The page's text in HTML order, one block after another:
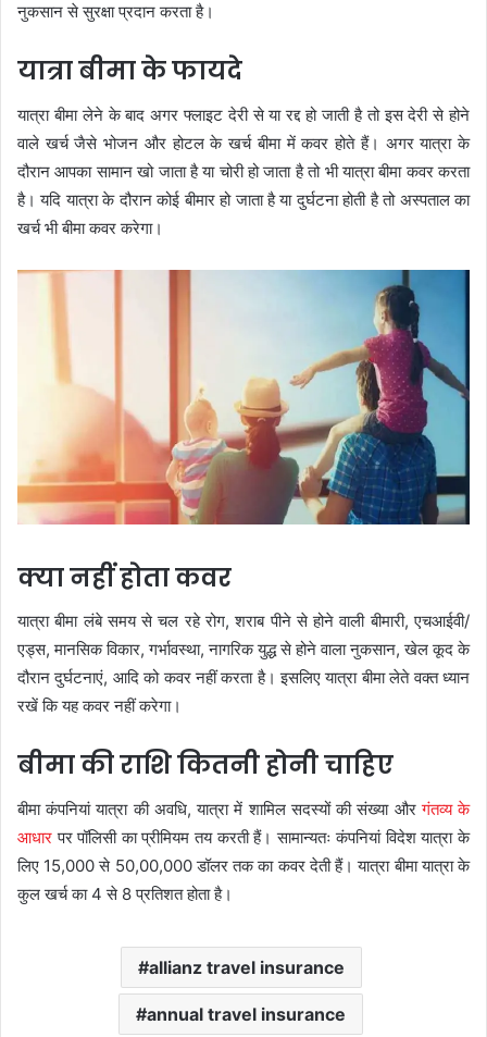
नुकसान से सुरक्षा प्रदान करता है।
यात्रा बीमा के फायदे
यात्रा बीमा लेने के बाद अगर फ्लाइट देरी से या रद्द हो जाती है तो इस देरी से होने
वाले खर्च जैसे भोजन और होटल के खर्च बीमा में कवर होते हैं। अगर यात्रा के
दौरान आपका सामान खो जाता है या चोरी हो जाता है तो भी यात्रा बीमा कवर करता
है। यदि यात्रा के दौरान कोई बीमार हो जाता है या दुर्घटना होती है तो अस्पताल का
खर्च भी बीमा कवर करेगा।
क्या नहीं होता कवर
यात्रा बीमा लंबे समय से चल रहे रोग, शराब पीने से होने वाली बीमारी, एचआईवी/
एड्स, मानसिक विकार, गर्भावस्था, नागरिक युद्ध से होने वाला नुकसान, खेल कूद के
दौरान दुर्घटनाएं, आदि को कवर नहीं करता है। इसलिए यात्रा बीमा लेते वक्त ध्यान
रखें कि यह कवर नहीं करेगा।
बीमा की राशि कितनी होनी चाहिए
बीमा कंपनियां यात्रा की अवधि, यात्रा में शामिल सदस्यों की संख्या औरगंतव्य के
आधार पर पॉलिसी का प्रीमियम तय करती हैं। सामान्यतः कंपनियां विदेश यात्रा के
लिए 15,000 से 50,00,000 डॉलर तक का कवर देती हैं। यात्रा बीमा यात्रा के
कुल खर्च का 4 से 8 प्रतिशत होता है।
allianz travel insurance
annual travel insurance